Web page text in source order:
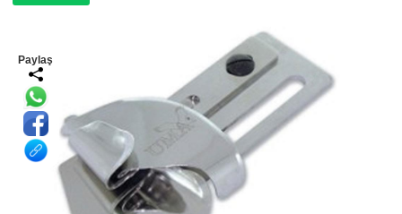
Paylaş